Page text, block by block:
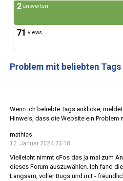
2 antworten
71 views
Problem mit beliebten Tags
Wenn ich beliebte Tags anklicke,
Hinweis, dass die Website ein Problem
mathias
12. Januar 2024 23:18
Vielleicht nimmt cFos das ja mal zum
dieses Forum auszuwählen. Ich fand
Langsam, voller Bugs und mit -